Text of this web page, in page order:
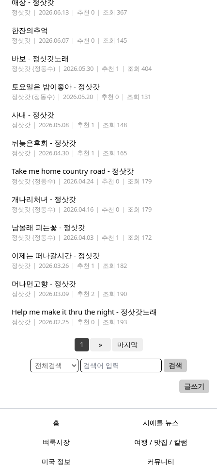
애상 - 정삿갓
정삿갓 | 2026.06.13 | 추천 0 | 조회 367
한잔의추억
정삿갓 | 2026.06.07 | 추천 0 | 조회 145
바보 - 정삿갓노래
정삿갓 {정동수) | 2026.05.30 | 추천 1 | 조회 404
토요일은 밤이좋아 - 정삿갓
정삿갓 (정동수) | 2026.05.20 | 추천 0 | 조회 131
사내 - 정삿갓
정삿갓 | 2026.05.08 | 추천 1 | 조회 148
뒤늦은후회 - 정삿갓
정삿갓 | 2026.04.30 | 추천 1 | 조회 165
Take me home country road - 정삿갓
정삿갓 {정동수) | 2026.04.24 | 추천 0 | 조회 179
개나리처녀 - 정삿갓
정삿갓 {정동수) | 2026.04.16 | 추천 0 | 조회 179
남몰래 피는꽃 - 정삿갓
정삿갓 {정동수) | 2026.04.03 | 추천 1 | 조회 172
이제는 떠나갈시간 - 정삿갓
정삿갓 | 2026.03.26 | 추천 1 | 조회 182
머나먼고향 - 정삿갓
정삿갓 | 2026.03.09 | 추천 2 | 조회 190
Help me make it thru the night - 정삿갓노래
정삿갓 | 2026.02.25 | 추천 0 | 조회 193
1 » 마지막
검색
글쓰기
홈 시애틀 뉴스
벼룩시장 여행 / 맛집 / 칼럼
미국 정보 커뮤니티